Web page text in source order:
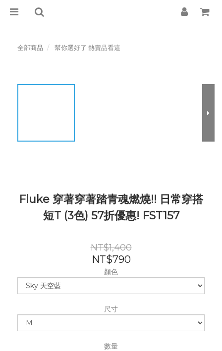
全部商品 幫你選好了 熱賣品看這
Fluke 穿著穿著踏青魂燃燒!! 日常穿搭
短T (3色) 57折優惠! FST157
NT$1,400
NT$790
顏色
尺寸
數量